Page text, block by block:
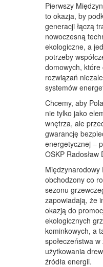
Pierwszy
to okazja, by
generacji łączą
nowoczesną
ekologiczne, a
potrzeby
domowych,
rozwiązań
systemów
Chcemy, aby
nie tylko jako
wnętrza, ale
gwarancję
energetycznej –
OSKP Radosław
Międzynarodowy
obchodzony co
sezonu
zapowiadają, że
okazją do
ekologicznych
kominkowych, a
społeczeństwa
użytkowania
źródła energii.